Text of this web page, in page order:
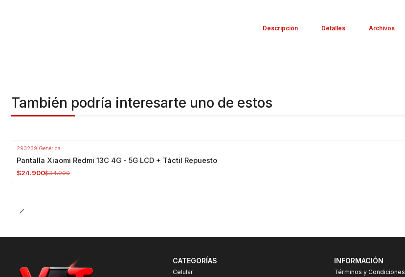
Descripción Detalles Archivos
También podría interesarte uno de estos
293239 Genérica
Pantalla Xiaomi Redmi 13C 4G - 5G LCD + Táctil Repuesto
$24.900$34.900
CATEGORÍAS
Celular
INFORMACIÓN
Términos y Condiciones